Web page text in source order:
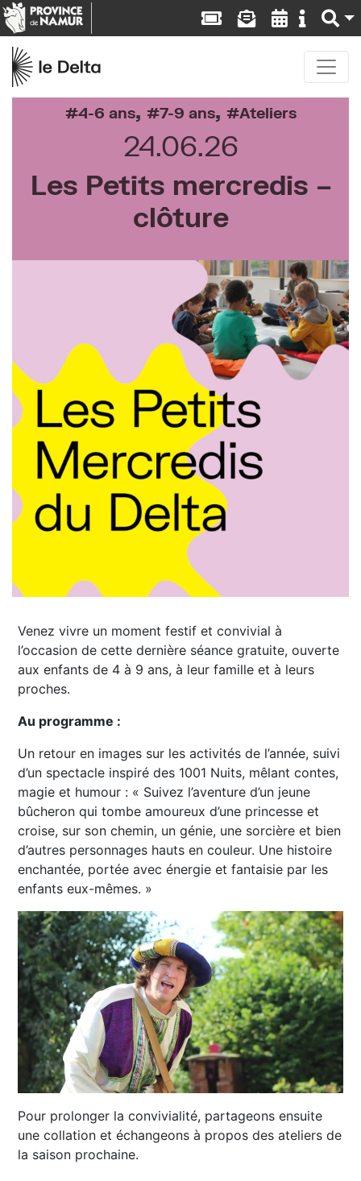
4-6 ans, 7-9 ans, Ateliers
24.06.26
Les Petits mercredis –
clôture
Venez vivre un moment festif et convivial à
l’occasion de cette dernière séance gratuite, ouverte
aux enfants de 4 à 9 ans, à leur famille et à leurs
proches.
Au programme :
Un retour en images sur les activités de l’année, suivi
d’un spectacle inspiré des 1001 Nuits, mêlant contes,
magie et humour : « Suivez l’aventure d’un jeune
bûcheron qui tombe amoureux d’une princesse et
croise, sur son chemin, un génie, une sorcière et bien
d’autres personnages hauts en couleur. Une histoire
enchantée, portée avec énergie et fantaisie par les
enfants eux-mêmes. »
Pour prolonger la convivialité, partageons ensuite
une collation et échangeons à propos des ateliers de
la saison prochaine.